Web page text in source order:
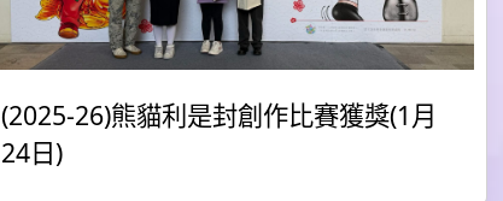
(2025-26)熊貓利是封創作比賽獲獎(1月
24日)